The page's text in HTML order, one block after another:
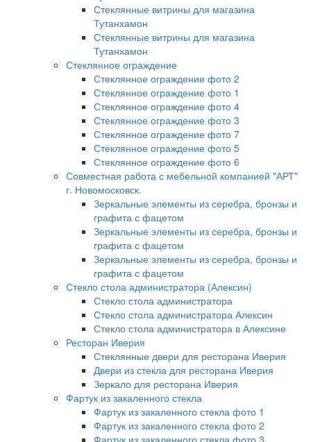
Стеклянные витрины для магазина
Тутанхамон
Стеклянные витрины для магазина
Тутанхамон
Стеклянное ограждение
Стеклянное ограждение фото 2
Стеклянное ограждение фото 1
Стеклянное ограждение фото 4
Стеклянное ограждение фото 3
Стеклянное ограждение фото 7
Стеклянное ограждение фото 5
Стеклянное ограждение фото 6
Совместная работа с мебельной компанией "АРТ"
г. Новомосковск.
Зеркальные элементы из серебра, бронзы и
графита с фацетом
Зеркальные элементы из серебра, бронзы и
графита с фацетом
Зеркальные элементы из серебра, бронзы и
графита с фацетом
Стекло стола администратора (Алексин)
Стекло стола администратора
Стекло стола администратора Алексин
Стекло стола администратора в Алексине
Ресторан Иверия
Стеклянные двери для ресторана Иверия
Двери из стекла для ресторана Иверия
Зеркало для ресторана Иверия
Фартук из закаленного стекла
Фартук из закаленного стекла фото 1
Фартук из закаленного стекла фото 2